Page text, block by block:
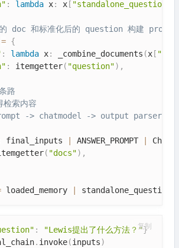
: lambda x: x[ "standalone_question"
doc 和标准化后的 question 构建 prompt
= {
: lambda x: _combine_documents (x[
: itemgetter( "question") ,
路
索内容
-> chatmodel -> output parser
final_inputs | ANSWER_PROMPT |
( "docs") ,
loaded_memory | standalone_question
: "Lewis提出了什么方法？"}
. invoke(inputs)
复制